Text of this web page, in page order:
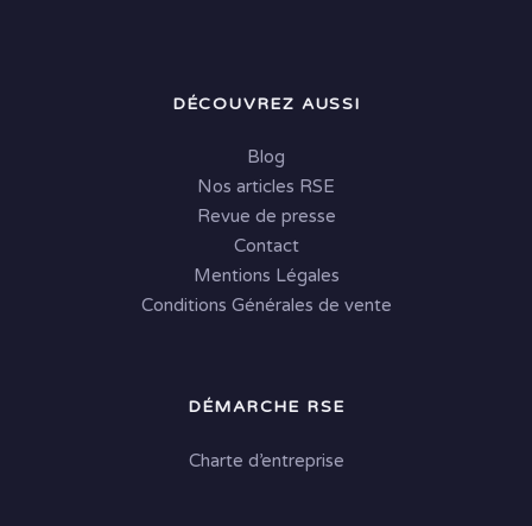
DÉCOUVREZ AUSSI
Blog
Nos articles RSE
Revue de presse
Contact
Mentions Légales
Conditions Générales de vente
DÉMARCHE RSE
Charte d’entreprise